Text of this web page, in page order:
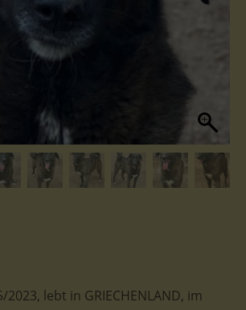
2023, lebt in GRIECHENLAND, im